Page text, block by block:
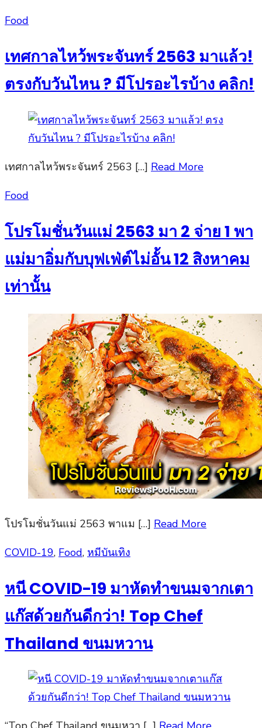
Posted
Food
เทศกาลไหว้พระจันทร์ 2563 มาแล้ว!
ตรงกับวันไหน ? มีโปรอะไรบ้าง คลิก!
เทศกาลไหว้พระจันทร์ 2563 […] Read More
Posted
Food
โปรโมชั่นวันแม่ 2563 มา 2 จ่าย 1 พา
แม่มาอิ่มกับบุฟเฟ่ต์ไม่อั้น 12 สิงหาคม
เท่านั้น
โปรโมชั่นวันแม่ 2563 พาแม […] Read More
Posted
COVID-19, Food, หมีบันเทิง
หนี COVID-19 มาหัดทำขนมจากเตา
แก๊สด้วยกันดีกว่า! Top Chef
Thailand ขนมหวาน